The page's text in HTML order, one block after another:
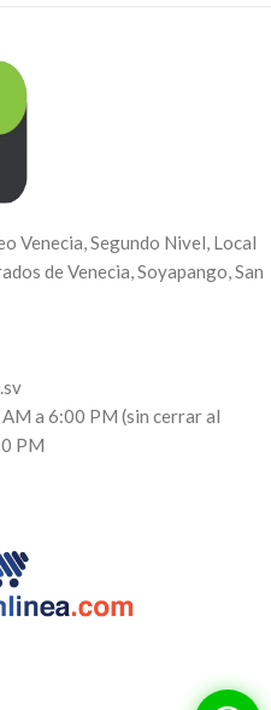
Venecia, Segundo Nivel, Local
de Venecia, Soyapango, San
a 6:00 PM (sin cerrar al
PM